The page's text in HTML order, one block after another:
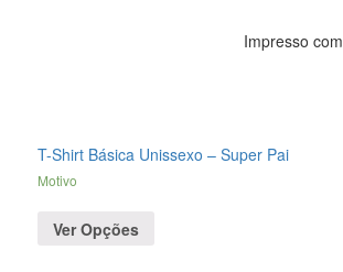
Impresso com
T-Shirt Básica Unissexo – Super Pai
Motivo
Ver Opções